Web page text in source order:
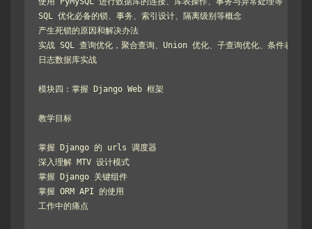
SQL 优化必备的锁、事务、索引设计、隔离级别等概念
产生死锁的原因和解决办法
实战 SQL 查询优化，聚合查询、Union 优化、子查询优化、条件表达式
日志数据库实战
模块四：掌握 Django Web 框架
教学目标
掌握 Django 的 urls 调度器
深入理解 MTV 设计模式
掌握 Django 关键组件
掌握 ORM API 的使用
工作中的痛点